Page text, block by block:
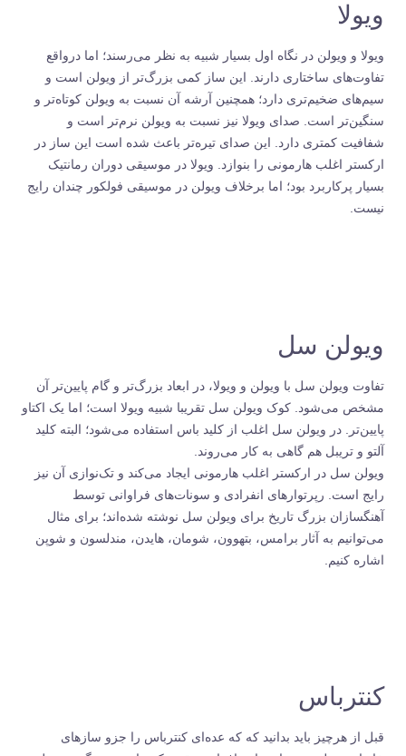
ویولا
ویولا و ویولن در نگاه اول بسیار شبیه به نظر می‌رسند؛ اما درواقع
تفاوت‌های ساختاری دارند. این ساز کمی بزرگ‌تر از ویولن است و
سیم‌های ضخیم‌تری دارد؛ همچنین آرشه آن نسبت به ویولن کوتاه‌تر و
سنگین‌تر است. صدای ویولا نیز نسبت به ویولن نرم‌تر است و
شفافیت کمتری دارد. این صدای تیره‌تر باعث شده است این ساز در
ارکستر اغلب هارمونی را بنوازد. ویولا در موسیقی دوران رمانتیک
بسیار پرکاربرد بود؛ اما برخلاف ویولن در موسیقی فولکور چندان رایج
نیست.
ویولن سل
تفاوت ویولن سل با ویولن و ویولا، در ابعاد بزرگ‌تر و گام پایین‌تر آن
مشخص می‌شود. کوک ویولن سل تقریبا شبیه ویولا است؛ اما یک اکتاو
پایین‌تر. در ویولن سل اغلب از کلید باس استفاده می‌شود؛ البته کلید
آلتو و تریبل هم گاهی به کار می‌روند.
ویولن سل در ارکستر اغلب هارمونی ایجاد می‌کند و تک‌نوازی آن نیز
رایج است. رپرتوارهای انفرادی و سونات‌های فراوانی توسط
آهنگسازان بزرگ تاریخ برای ویولن سل نوشته شده‌اند؛ برای مثال
می‌توانیم به آثار برامس، بتهوون، شومان، هایدن، مندلسون و شوپن
اشاره کنیم.
کنترباس
قبل از هرچیز باید بدانید که که عده‌ای کنترباس را جزو سازهای